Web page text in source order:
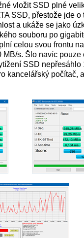
vložit SSD plné
SSD, přestože jde
a ukáže se jako
souboru po
celou svou frontu
s. Šlo navíc
SSD nepřesáhlo
kancelářský počítač,